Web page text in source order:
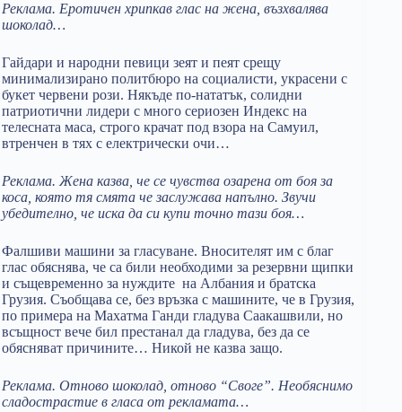
Реклама. Еротичен хрипкав глас на жена възхвалява
шоколад…
Гайдари и народни певици зеят и пеят срещу
минимализирано политбюро на социалисти, украсени с
букет червени рози. Някъде по-нататък, солидни
патриотични лидери с много сериозен Индекс на
телесната маса, строго крачат под взора на Самуил,
втренчен в тях с електрически очи…
Реклама. Жена казва, че се чувства озарена от боя за
коса, която тя смята че заслужава напълно. Звучи
убедително, че иска да си купи точно тази боя…
Фалшиви машини за гласуване. Вносителят им с благ
глас обяснява, че са били необходими за резервни щипки
и същевременно за нуждите на Албания и братска
Грузия. Съобщава се, без връзка с машините, че в Грузия,
по примера на Махатма Ганди гладува Саакашвили, но
всъщност вече бил престанал да гладува, без да се
обясняват причините… Никой не казва защо.
Реклама. Отново шоколад, отново “Своге”. Необяснимо
сладострастие в гласа от рекламата…